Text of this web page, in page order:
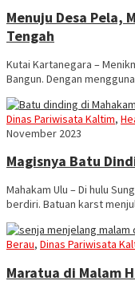
Menuju Desa Pela,
Tengah
Kutai Kartanegara –
Bangun. Dengan
Dinas Pariwisata Kaltim,
November 2023
Magisnya Batu
Mahakam Ulu – Di hulu
berdiri. Batuan karst
Berau, Dinas Pariwisata
Maratua di Malam